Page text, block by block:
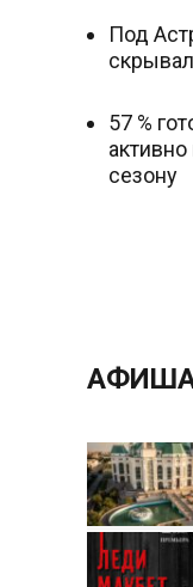
Под
57 %
сезону